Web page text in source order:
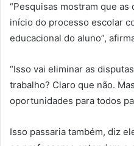
“Pesquisas mostram que
início do processo escolar
educacional do aluno”,
“Isso vai eliminar as
trabalho? Claro que não.
oportunidades para todos
Isso passaria também, diz